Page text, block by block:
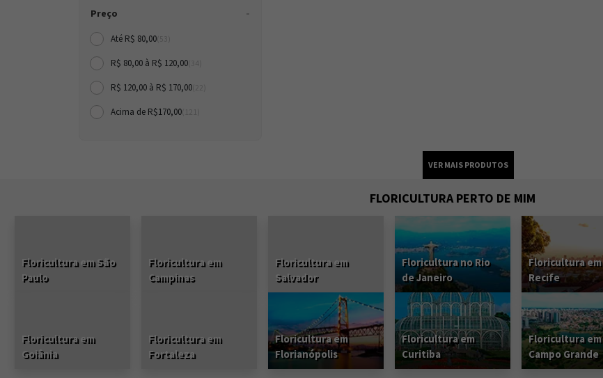
Preço
Até R$ 80,00
R$ 80,00 à R$ 120,00
R$ 120,00 à R$ 170,00
Acima de R$170,00
FLORICULTURA PERTO DE MIM
Floricultura em São
Paulo
Floricultura em
Campinas
Floricultura em
Salvador
Floricultura no Rio
de Janeiro
Floricultura em
Recife
Floricultura em
Goiânia
Floricultura em
Fortaleza
Floricultura em
Florianópolis
Floricultura em
Curitiba
Floricultura em
Campo Grande